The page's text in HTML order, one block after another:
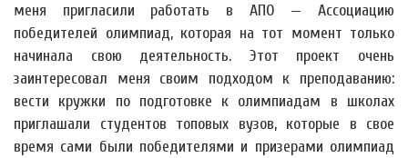
меня пригласили работать в АПО — Ассоциацию
победителей олимпиад, которая на тот момент только
начинала свою деятельность. Этот проект очень
заинтересовал меня своим подходом к преподаванию:
вести кружки по подготовке к олимпиадам в школах
приглашали студентов топовых вузов, которые в свое
время сами были победителями и призерами олимпиад